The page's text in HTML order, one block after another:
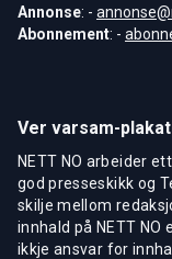
Annonse: -
Abonnement: -
Ver varsam-
NETT NO arbeider
god presseskikk og
skilje mellom
innhald på NETT NO
ikkje ansvar for